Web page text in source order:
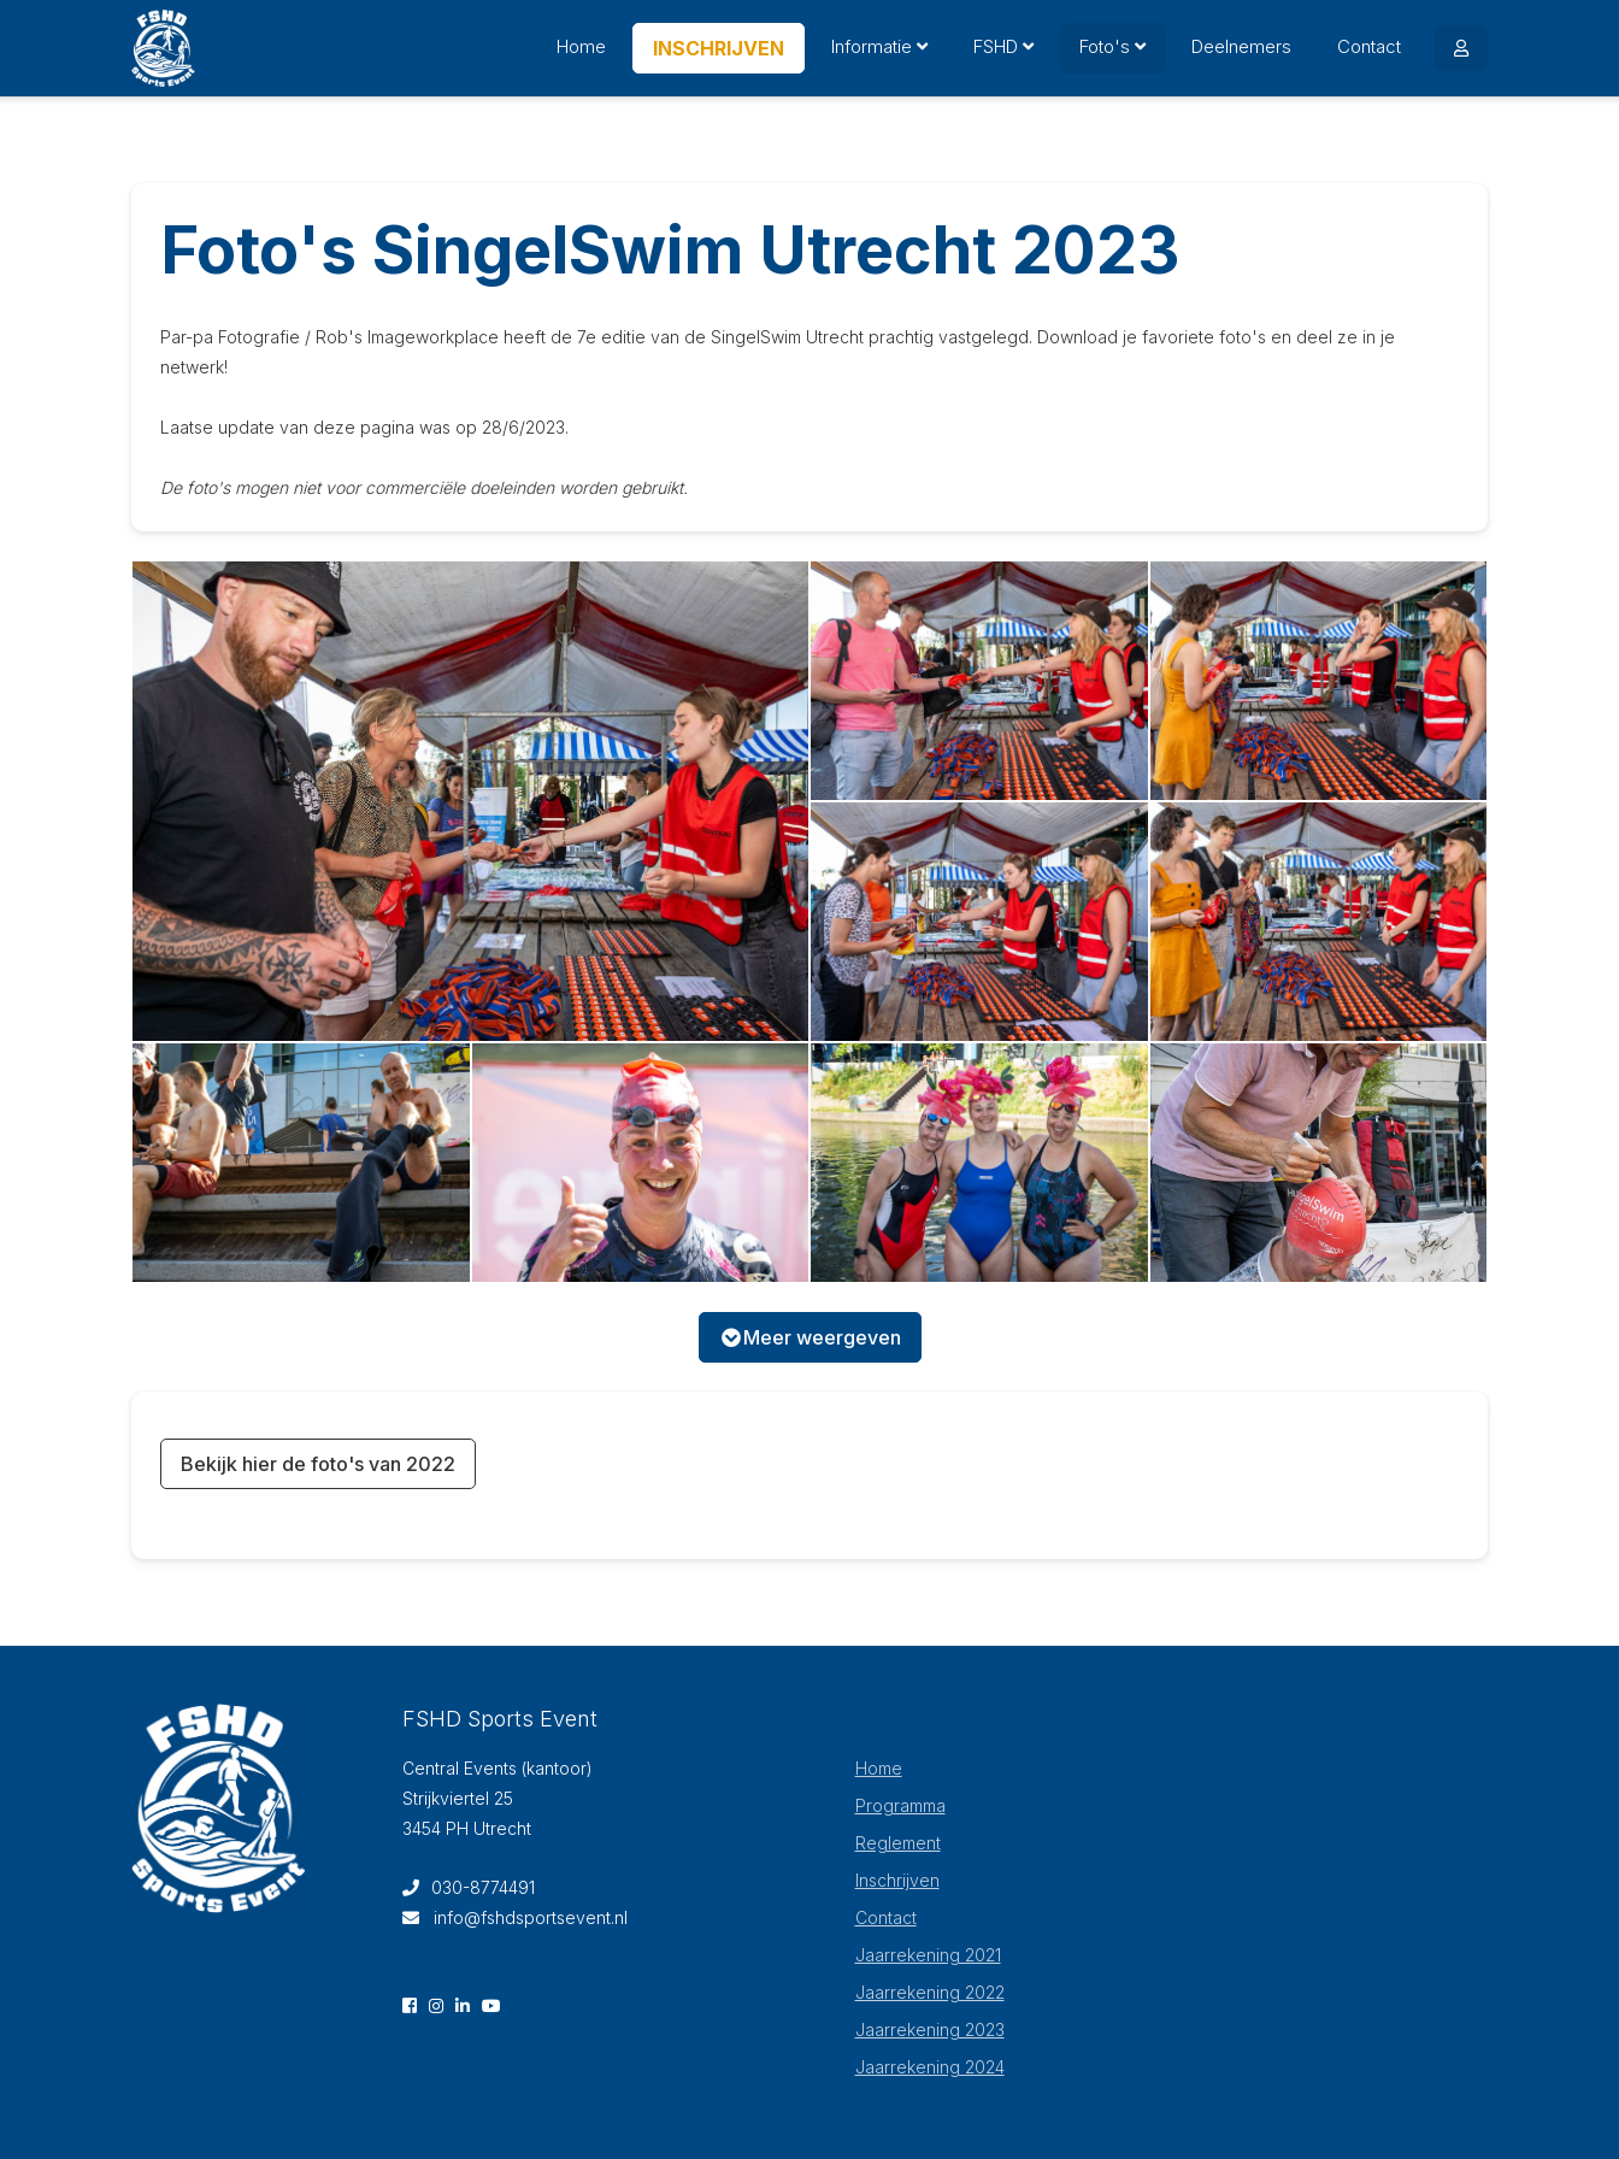
Home INSCHRIJVEN Informatie FSHD Foto's Deelnemers Contact
Foto's SingelSwim Utrecht 2023
Par-pa Fotografie / Rob's Imageworkplace heeft de 7e editie van de SingelSwim Utrecht prachtig vastgelegd. Download je favoriete foto's en deel ze in je
netwerk!
Laatse update van deze pagina was op 28/6/2023.
De foto's mogen niet voor commerciële doeleinden worden gebruikt.
Meer weergeven
Bekijk hier de foto's van 2022
FSHD Sports Event
Central Events (kantoor)
Strijkviertel 25
3454 PH Utrecht
030-8774491
info@fshdsportsevent.nl
Home
Programma
Reglement
Inschrijven
Contact
Jaarrekening 2021
Jaarrekening 2022
Jaarrekening 2023
Jaarrekening 2024